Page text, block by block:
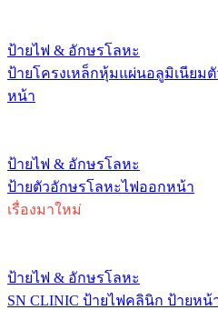
ป้ายไฟ & อักษรโลหะ
ป้ายโครงเหล็กหุ้มแผ่นอลูมิเนียม
หน้า
ป้ายไฟ & อักษรโลหะ
ป้ายตัวอักษรโลหะไฟออกหน้า
เรื่องมาใหม่
ป้ายไฟ & อักษรโลหะ
SN CLINIC ป้ายไฟคลินิก ป้ายห